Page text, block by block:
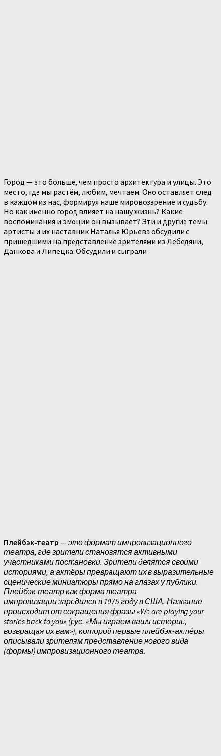
Город — это больше, чем просто архитектура и улицы. Это
место, где мы растём, любим, мечтаем. Оно оставляет след
в каждом из нас, формируя наше мировоззрение и судьбу.
Но как именно город влияет на нашу жизнь? Какие
воспоминания и эмоции он вызывает? Эти и другие темы
артисты и их наставник Наталья Юрьева обсудили с
пришедшими на представление зрителями из Лебедяни,
Данкова и Липецка. Обсудили и сыграли.
Плейбэк-театр —это формат импровизационного
театра, где зрители становятся активными
участниками постановки. Зрители делятся своими
историями, а актёры превращают их в выразительные
сценические миниатюры прямо на глазах у публики.
Плейбэк-театр как форма театра
импровизации зародился в 1975 году в США. Название
происходит от сокращения фразы «We are playing your
stories back to you» (рус. «Мы играем ваши истории,
возвращая их вам»), которой первые плейбэк-актёры
описывали зрителям представление нового вида
(формы) импровизационного театра.